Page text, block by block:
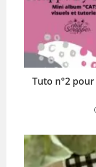
Tuto n°2